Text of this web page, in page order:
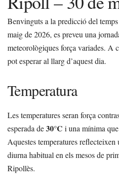
Benvinguts a la predicció del
maig de 2026, es preveu una
meteorològiques força variades. A
pot esperar al llarg d’aquest dia.
Temperatura
Les temperatures seran força
esperada de30°C i una mínima
Aquestes temperatures
diurna habitual en els mesos de
Ripollès.